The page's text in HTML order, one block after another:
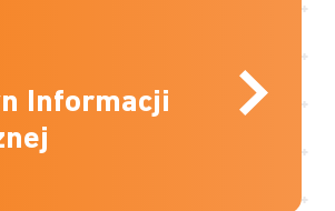
Informacji